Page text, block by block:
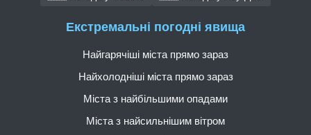
Екстремальні погодні явища
Найгарячіші міста прямо зараз
Найхолодніші міста прямо зараз
Міста з найбільшими опадами
Міста з найсильнішим вітром